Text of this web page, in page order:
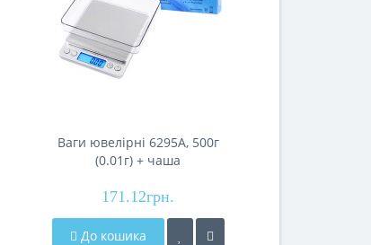
Ваги ювелірні 6295A, 500г
(0.01г) + чаша
171.12грн.
До кошика